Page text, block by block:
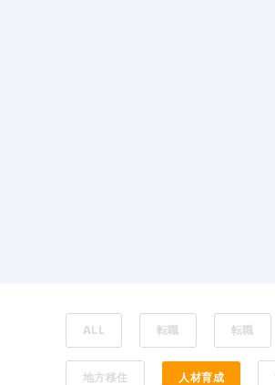
ALL 転職 転職
地方移住 人材育成